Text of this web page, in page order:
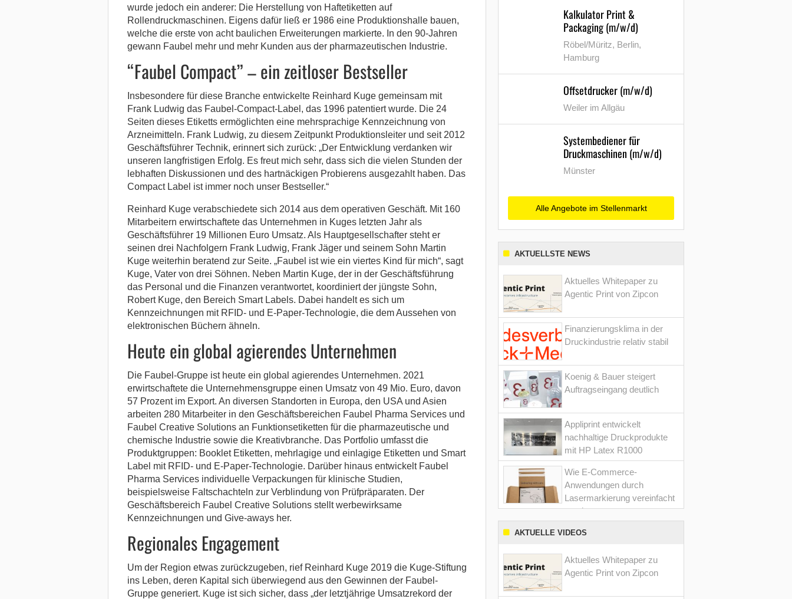
wurde jedoch ein anderer: Die Herstellung von Haftetiketten auf
Rollendruckmaschinen. Eigens dafür ließ er 1986 eine Produktionshalle bauen,
welche die erste von acht baulichen Erweiterungen markierte. In den 90-Jahren
gewann Faubel mehr und mehr Kunden aus der pharmazeutischen Industrie.
“Faubel Compact” – ein zeitloser Bestseller
Insbesondere für diese Branche entwickelte Reinhard Kuge gemeinsam mit
Frank Ludwig das Faubel-Compact-Label, das 1996 patentiert wurde. Die 24
Seiten dieses Etiketts ermöglichten eine mehrsprachige Kennzeichnung von
Arzneimitteln. Frank Ludwig, zu diesem Zeitpunkt Produktionsleiter und seit 2012
Geschäftsführer Technik, erinnert sich zurück: „Der Entwicklung verdanken wir
unseren langfristigen Erfolg. Es freut mich sehr, dass sich die vielen Stunden der
lebhaften Diskussionen und des hartnäckigen Probierens ausgezahlt haben. Das
Compact Label ist immer noch unser Bestseller.“
Reinhard Kuge verabschiedete sich 2014 aus dem operativen Geschäft. Mit 160
Mitarbeitern erwirtschaftete das Unternehmen in Kuges letzten Jahr als
Geschäftsführer 19 Millionen Euro Umsatz. Als Hauptgesellschafter steht er
seinen drei Nachfolgern Frank Ludwig, Frank Jäger und seinem Sohn Martin
Kuge weiterhin beratend zur Seite. „Faubel ist wie ein viertes Kind für mich“, sagt
Kuge, Vater von drei Söhnen. Neben Martin Kuge, der in der Geschäftsführung
das Personal und die Finanzen verantwortet, koordiniert der jüngste Sohn,
Robert Kuge, den Bereich Smart Labels. Dabei handelt es sich um
Kennzeichnungen mit RFID- und E-Paper-Technologie, die dem Aussehen von
elektronischen Büchern ähneln.
Heute ein global agierendes Unternehmen
Die Faubel-Gruppe ist heute ein global agierendes Unternehmen. 2021
erwirtschaftete die Unternehmensgruppe einen Umsatz von 49 Mio. Euro, davon
57 Prozent im Export. An diversen Standorten in Europa, den USA und Asien
arbeiten 280 Mitarbeiter in den Geschäftsbereichen Faubel Pharma Services und
Faubel Creative Solutions an Funktionsetiketten für die pharmazeutische und
chemische Industrie sowie die Kreativbranche. Das Portfolio umfasst die
Produktgruppen: Booklet Etiketten, mehrlagige und einlagige Etiketten und Smart
Label mit RFID- und E-Paper-Technologie. Darüber hinaus entwickelt Faubel
Pharma Services individuelle Verpackungen für klinische Studien,
beispielsweise Faltschachteln zur Verblindung von Prüfpräparaten. Der
Geschäftsbereich Faubel Creative Solutions stellt werbewirksame
Kennzeichnungen und Give-aways her.
Regionales Engagement
Um der Region etwas zurückzugeben, rief Reinhard Kuge 2019 die Kuge-Stiftung
ins Leben, deren Kapital sich überwiegend aus den Gewinnen der Faubel-
Gruppe generiert. Kuge ist sich sicher, dass „der letztjährige Umsatzrekord der
Kalkulator Print &
Packaging (m/w/d)
Röbel/Müritz, Berlin,
Hamburg
Offsetdrucker (m/w/d)
Weiler im Allgäu
Systembediener für
Druckmaschinen (m/w/d)
Münster
Alle Angebote im Stellenmarkt
AKTUELLSTE NEWS
Aktuelles Whitepaper zu
Agentic Print von Zipcon
Finanzierungsklima in der
Druckindustrie relativ stabil
Koenig & Bauer steigert
Auftragseingang deutlich
Appliprint entwickelt
nachhaltige Druckprodukte
mit HP Latex R1000
Wie E-Commerce-
Anwendungen durch
Lasermarkierung vereinfacht
werden
AKTUELLE VIDEOS
Aktuelles Whitepaper zu
Agentic Print von Zipcon